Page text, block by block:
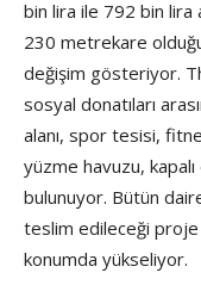
bin lira ile 792 bin lira
230 metrekare
değişim gösteriyor.
sosyal donatıları
alanı, spor tesisi,
yüzme havuzu,
bulunuyor. Bütün
teslim edileceği proje
konumda yükseliyor.